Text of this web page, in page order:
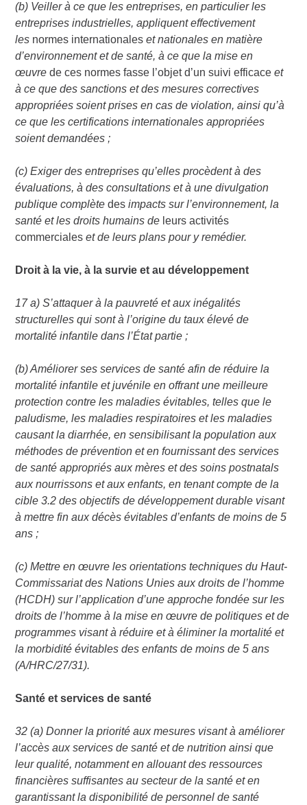
(b) Veiller à ce que les entreprises, en particulier les
entreprises industrielles, appliquent effectivement
les normes internationaleset nationales en matière
d’environnement et de santé, à ce que la mise en
œuvrede ces normes fasse l’objet d’un suivi efficace et
à ce que des sanctions et des mesures correctives
appropriées soient prises en cas de violation, ainsi qu’à
ce que les certifications internationales appropriées
soient demandées ;
(c) Exiger des entreprises qu’elles procèdent à des
évaluations, à des consultations et à une divulgation
publique complètedes impacts sur l’environnement, la
santé et les droits humains de leurs activités
commerciales et de leurs plans pour y remédier.
Droit à la vie, à la survie et au développement
17 a) S’attaquer à la pauvreté et aux inégalités
structurelles qui sont à l’origine du taux élevé de
mortalité infantile dans l’État partie ;
(b) Améliorer ses services de santé afin de réduire la
mortalité infantile et juvénile en offrant une meilleure
protection contre les maladies évitables, telles que le
paludisme, les maladies respiratoires et les maladies
causant la diarrhée, en sensibilisant la population aux
méthodes de prévention et en fournissant des services
de santé appropriés aux mères et des soins postnatals
aux nourrissons et aux enfants, en tenant compte de la
cible 3.2 des objectifs de développement durable visant
à mettre fin aux décès évitables d’enfants de moins de 5
ans ;
(c) Mettre en œuvre les orientations techniques du Haut-
Commissariat des Nations Unies aux droits de l’homme
(HCDH) sur l’application d’une approche fondée sur les
droits de l’homme à la mise en œuvre de politiques et de
programmes visant à réduire et à éliminer la mortalité et
la morbidité évitables des enfants de moins de 5 ans
(A/HRC/27/31).
Santé et services de santé
32 (a) Donner la priorité aux mesures visant à améliorer
l’accès aux services de santé et de nutrition ainsi que
leur qualité, notamment en allouant des ressources
financières suffisantes au secteur de la santé et en
garantissant la disponibilité de personnel de santé